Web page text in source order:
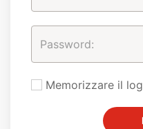
Memorizzare il